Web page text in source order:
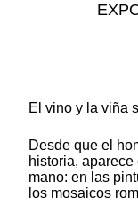
El vino y la viña
Desde que el
historia,
mano: en las
los mosaicos